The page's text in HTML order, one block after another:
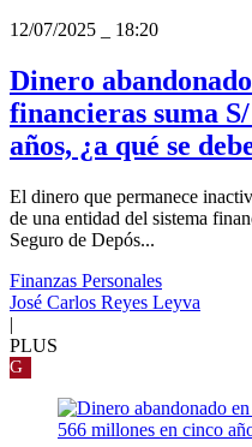
12/07/2025
18:20
Dinero
financieras suma
años, ¿a qué se
El dinero que permanece
de una entidad del sistema
Seguro de Depós...
Finanzas Personales
José Carlos Reyes Leyva
|
PLUS
G